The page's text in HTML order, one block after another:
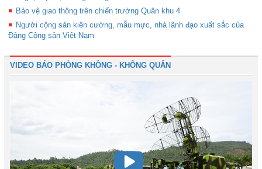
Bảo vệ giao thông trên chiến trường Quân khu 4
Người cộng sản kiên cường, mẫu mực, nhà lãnh đạo xuất sắc của
Đảng Cộng sản Việt Nam
VIDEO BÁO PHÒNG KHÔNG - KHÔNG QUÂN